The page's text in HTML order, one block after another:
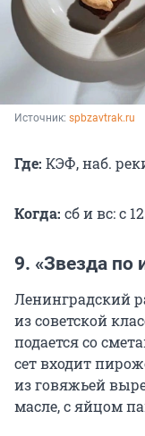
Источник: spbzavtrak.ru
Где: КЭФ, наб.
Когда: сб и вс: с
9. «Звезда по
Ленинградский
из советской
подается со
сет входит
из говяжьей
масле, с яйцом